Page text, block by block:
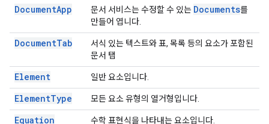
DocumentApp 문서 서비스는 수정할 수 있는 Documents를
만들어 엽니다.
DocumentTab
서식 있는 텍스트와 표, 목록 등의 요소가 포함된
문서 탭
Element 일반 요소입니다.
ElementType 모든 요소 유형의 열거형입니다.
Equation 수학 표현식을 나타내는 요소입니다.